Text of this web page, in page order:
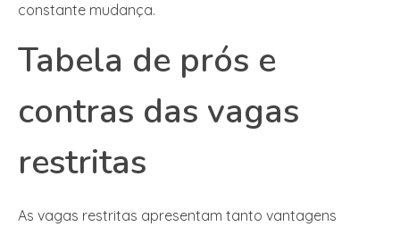
constante mudança.
Tabela de prós e
contras das vagas
restritas
As vagas restritas apresentam tanto vantagens